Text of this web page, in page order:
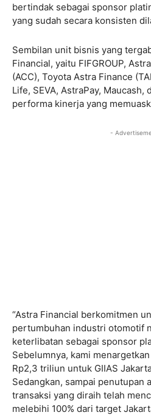
bertindak sebagai sponsor
yang sudah secara konsisten
Sembilan unit bisnis yang
Financial, yaitu FIFGROUP,
(ACC), Toyota Astra Finance
Life, SEVA, AstraPay, Maucash,
performa kinerja yang
-
“Astra Financial berkomitmen
pertumbuhan industri otomotif
keterlibatan sebagai sponsor
Sebelumnya, kami
Rp2,3 triliun untuk GIIAS
Sedangkan, sampai penutupan
transaksi yang diraih telah
melebihi 100% dari target